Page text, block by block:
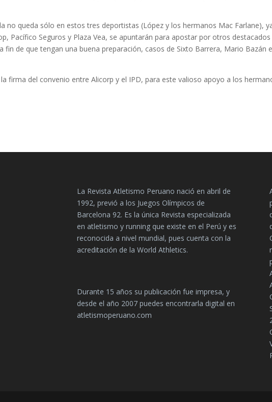
no queda sólo en estos tres deportistas (López y los hermanos Mac Farlane),
Pacífico Seguros y Plaza Vea, se apuntarán para apostar por otros destacados
fin de que tengan una buena preparación, casos de Sixto Barrera, Mario Bazán
firma del convenio entre Alicorp y el IPD, para este valioso apoyo a los
La Revista Atletismo Peruano nació en abril de
1992, previó a los Juegos Olímpicos de
Barcelona 92. Es la única Revista especializada
en atletismo y running que existe en el Perú y es
reconocida a nivel mundial, pues cuenta con la
acreditación de la World Athletics.
Durante 15 años su publicación fue impresa, y
desde el año 2007 puedes encontrarla digital en
atletismoperuano.com